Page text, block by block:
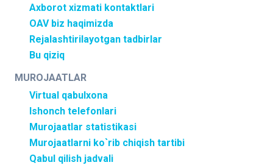
Axborot xizmati kontaktlari
OAV biz haqimizda
Rejalashtirilayotgan tadbirlar
Bu qiziq
MUROJAATLAR
Virtual qabulxona
Ishonch telefonlari
Murojaatlar statistikasi
Murojaatlarni ko`rib chiqish tartibi
Qabul qilish jadvali